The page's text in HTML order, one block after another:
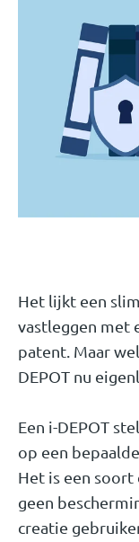
Het lijkt een
vastleggen met
patent. Maar
DEPOT nu
Een i-DEPOT
op een
Het is een
geen
creatie